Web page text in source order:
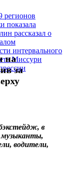
регионов
показала
рассказал о
интервального
Миссури
на
за
в
музыканты,
водители,